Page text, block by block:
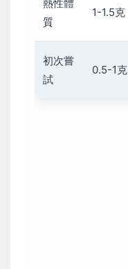
熱性體
質
1-1.5克
初次嘗
試
0.5-1克